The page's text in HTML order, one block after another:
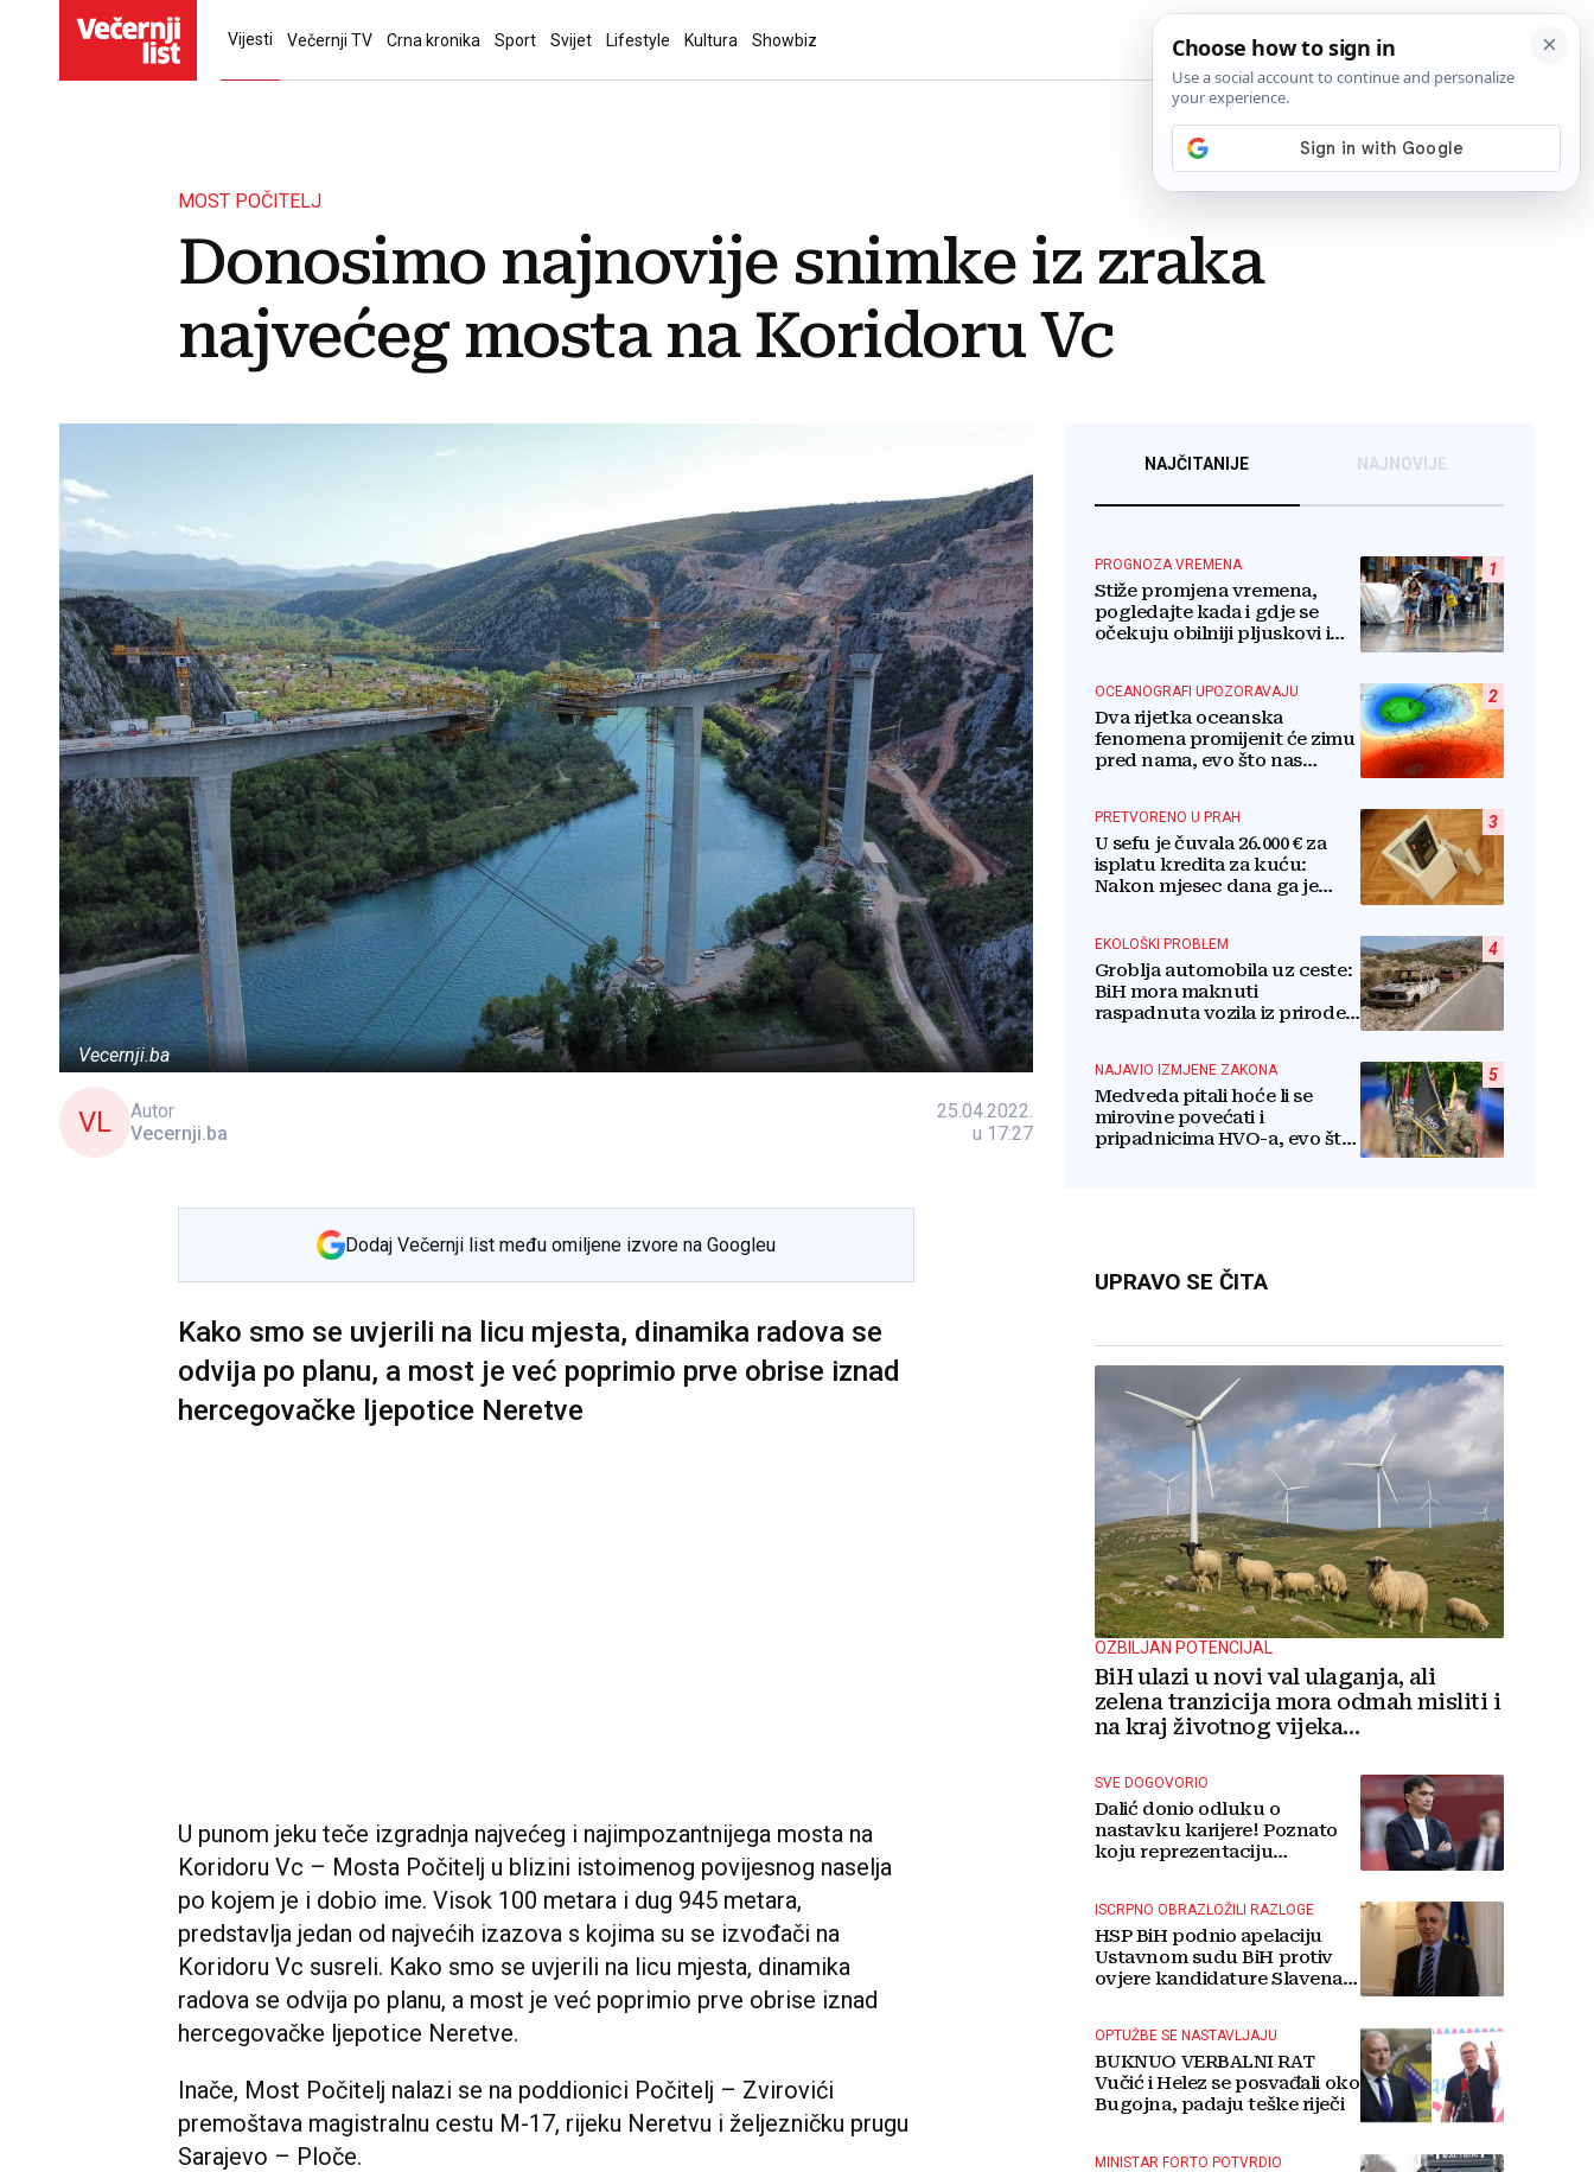
Vijesti Večernji TV Crna kronika Sport Svijet Lifestyle Kultura Showbiz
MOST POČITELJ
Donosimo najnovije snimke iz zraka
najvećeg mosta na Koridoru Vc
Vecernji.ba
VL
Autor
Vecernji.ba
25.04.2022.
u 17:27
Dodaj Večernji list među omiljene izvore na Googleu
Kako smo se uvjerili na licu mjesta, dinamika radova se
odvija po planu, a most je već poprimio prve obrise iznad
hercegovačke ljepotice Neretve
U punom jeku teče izgradnja najvećeg i najimpozantnijega mosta na
Koridoru Vc – Mosta Počitelj u blizini istoimenog povijesnog naselja
po kojem je i dobio ime. Visok 100 metara i dug 945 metara,
predstavlja jedan od najvećih izazova s kojima su se izvođači na
Koridoru Vc susreli. Kako smo se uvjerili na licu mjesta, dinamika
radova se odvija po planu, a most je već poprimio prve obrise iznad
hercegovačke ljepotice Neretve.
Inače, Most Počitelj nalazi se na poddionici Počitelj – Zvirovići
premoštava magistralnu cestu M-17, rijeku Neretvu i željezničku prugu
Sarajevo – Ploče.
NAJČITANIJE NAJNOVIJE
1
PROGNOZA VREMENA
Stiže promjena vremena,
pogledajte kada i gdje se
očekuju obilniji pljuskovi i
2
OCEANOGRAFI UPOZORAVAJU
Dva rijetka oceanska
fenomena promijenit će zimu
pred nama, evo što nas
3
PRETVORENO U PRAH
U sefu je čuvala 26.000 € za
isplatu kredita za kuću:
Nakon mjesec dana ga je
4
EKOLOŠKI PROBLEM
Groblja automobila uz ceste:
BiH mora maknuti
raspadnuta vozila iz prirode i
5
NAJAVIO IZMJENE ZAKONA
Medveda pitali hoće li se
mirovine povećati i
pripadnicima HVO-a, evo što
UPRAVO SE ČITA
OZBILJAN POTENCIJAL
BiH ulazi u novi val ulaganja, ali
zelena tranzicija mora odmah misliti i
na kraj životnog vijeka
SVE DOGOVORIO
Dalić donio odluku o
nastavku karijere! Poznato
koju reprezentaciju
ISCRPNO OBRAZLOŽILI RAZLOGE
HSP BiH podnio apelaciju
Ustavnom sudu BiH protiv
ovjere kandidature Slavena
OPTUŽBE SE NASTAVLJAJU
BUKNUO VERBALNI RAT
Vučić i Helez se posvađali oko
Bugojna, padaju teške riječi
MINISTAR FORTO POTVRDIO